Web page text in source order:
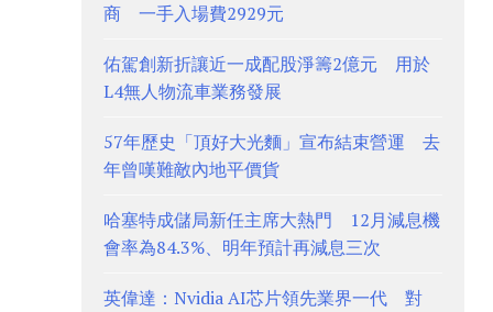
商 一手入場費2929元
佑駕創新折讓近一成配股淨籌2億元 用於
L4無人物流車業務發展
57年歷史「頂好大光麵」宣布結束營運 去
年曾嘆難敵內地平價貨
哈塞特成儲局新任主席大熱門 12月減息機
會率為84.3%、明年預計再減息三次
英偉達：Nvidia AI芯片領先業界一代 對